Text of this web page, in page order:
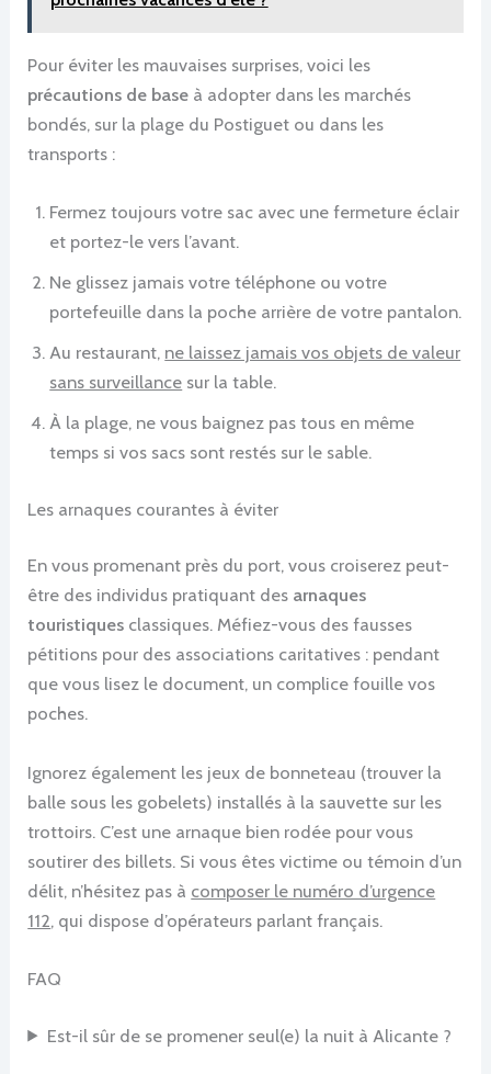
Pour éviter les mauvaises surprises, voici les
précautions de base à adopter dans les marchés
bondés, sur la plage du Postiguet ou dans les
transports :
Fermez toujours votre sac avec une fermeture éclair
et portez-le vers l’avant.
Ne glissez jamais votre téléphone ou votre
portefeuille dans la poche arrière de votre pantalon.
Au restaurant, ne laissez jamais vos objets de valeur
sans surveillance sur la table.
À la plage, ne vous baignez pas tous en même
temps si vos sacs sont restés sur le sable.
Les arnaques courantes à éviter
En vous promenant près du port, vous croiserez peut-
être des individus pratiquant des arnaques
touristiques classiques. Méfiez-vous des fausses
pétitions pour des associations caritatives : pendant
que vous lisez le document, un complice fouille vos
poches.
Ignorez également les jeux de bonneteau (trouver la
balle sous les gobelets) installés à la sauvette sur les
trottoirs. C’est une arnaque bien rodée pour vous
soutirer des billets. Si vous êtes victime ou témoin d’un
délit, n’hésitez pas à composer le numéro d’urgence
112, qui dispose d’opérateurs parlant français.
FAQ
Est-il sûr de se promener seul(e) la nuit à Alicante ?